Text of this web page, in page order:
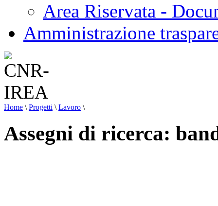
Area Riservata -
Amministrazione
Home \ Progetti \ Lavoro \
Assegni di ricerca: